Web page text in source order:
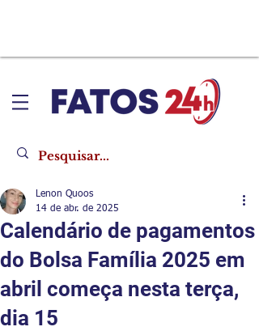
Calendário de pagamentos
do Bolsa Família 2025 em
abril começa nesta terça,
dia 15
Lenon Quoos
14 de abr. de 2025